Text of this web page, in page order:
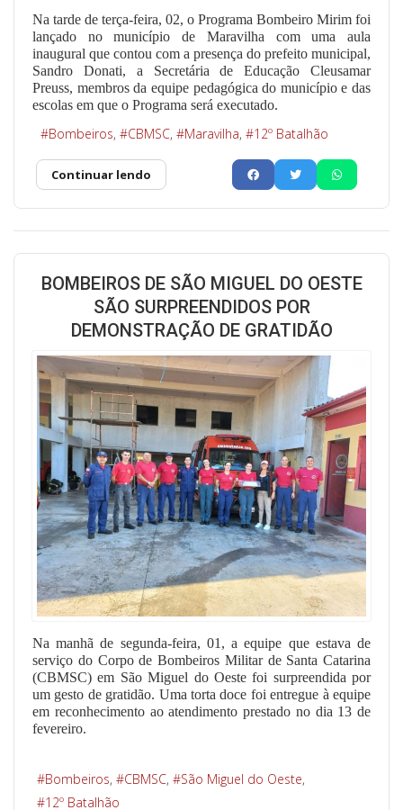
Na tarde de terça-feira, 02, o Programa Bombeiro Mirim foi
lançado no município de Maravilha com uma aula
inaugural que contou com a presença do prefeito municipal,
Sandro Donati, a Secretária de Educação Cleusamar
Preuss, membros da equipe pedagógica do município e das
escolas em que o Programa será executado.
Bombeiros CBMSC Maravilha 12º Batalhão
Continuar lendo
BOMBEIROS DE SÃO MIGUEL DO OESTE
SÃO SURPREENDIDOS POR
DEMONSTRAÇÃO DE GRATIDÃO
Na manhã de segunda-feira, 01, a equipe que estava de
serviço do Corpo de Bombeiros Militar de Santa Catarina
(CBMSC) em São Miguel do Oeste foi surpreendida por
um gesto de gratidão. Uma torta doce foi entregue à equipe
em reconhecimento ao atendimento prestado no dia 13 de
fevereiro.
Bombeiros CBMSC
São Miguel do Oeste
12º Batalhão